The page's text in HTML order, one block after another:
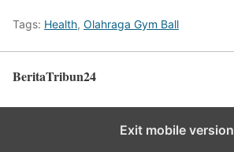
Tags: Health, Olahraga Gym Ball
BeritaTribun24
Exit mobile version